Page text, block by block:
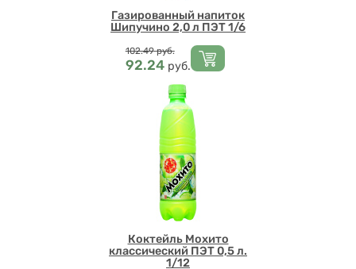
Газированный напиток
Шипучино 2,0 л ПЭТ 1/6
Цена
102.49 руб.
92.24 руб.
Коктейль Мохито
классический ПЭТ 0,5 л.
1/12